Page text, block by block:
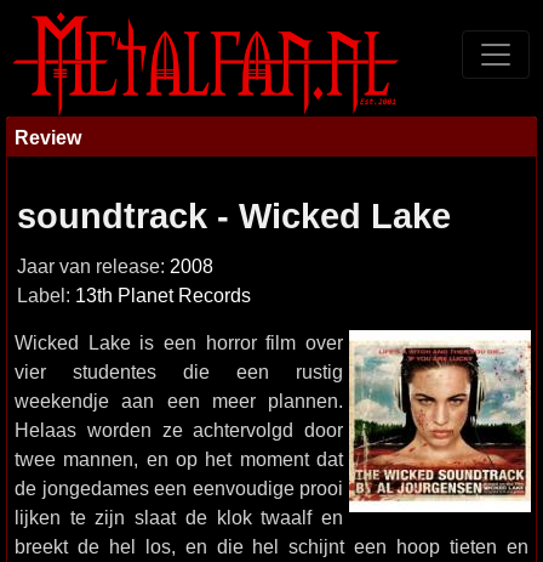
Review
soundtrack - Wicked Lake
Jaar van release: 2008
Label: 13th Planet Records
Wicked Lake is een horror film over
vier studentes die een rustig
weekendje aan een meer plannen.
Helaas worden ze achtervolgd door
twee mannen, en op het moment dat
de jongedames een eenvoudige prooi
lijken te zijn slaat de klok twaalf en
breekt de hel los, en die hel schijnt een hoop tieten en